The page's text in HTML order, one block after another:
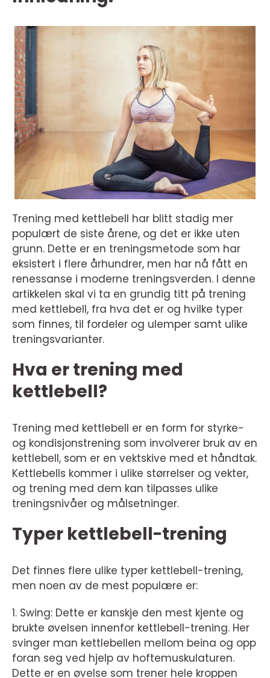
Trening med kettlebell har blitt stadig mer
populært de siste årene, og det er ikke uten
grunn. Dette er en treningsmetode som har
eksistert i flere århundrer, men har nå fått en
renessanse i moderne treningsverden. I denne
artikkelen skal vi ta en grundig titt på trening
med kettlebell, fra hva det er og hvilke typer
som finnes, til fordeler og ulemper samt ulike
treningsvarianter.
Hva er trening med
kettlebell?
Trening med kettlebell er en form for styrke-
og kondisjonstrening som involverer bruk av en
kettlebell, som er en vektskive med et håndtak.
Kettlebells kommer i ulike størrelser og vekter,
og trening med dem kan tilpasses ulike
treningsnivåer og målsetninger.
Typer kettlebell-trening
Det finnes flere ulike typer kettlebell-trening,
men noen av de mest populære er:
1. Swing: Dette er kanskje den mest kjente og
brukte øvelsen innenfor kettlebell-trening. Her
svinger man kettlebellen mellom beina og opp
foran seg ved hjelp av hoftemuskulaturen.
Dette er en øvelse som trener hele kroppen